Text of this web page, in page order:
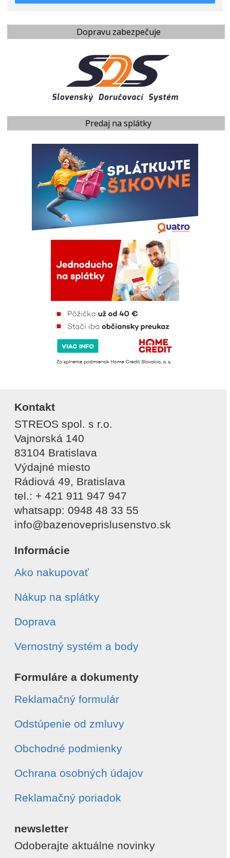
Dopravu zabezpečuje
Predaj na splátky
Kontakt
STREOS spol. s r.o.
Vajnorská 140
83104 Bratislava
Výdajné miesto
Rádiová 49, Bratislava
tel.: + 421 911 947 947
whatsapp: 0948 48 33 55
info@bazenoveprislusenstvo.sk
Informácie
Ako nakupovať
Nákup na splátky
Doprava
Vernostný systém a body
Formuláre a dokumenty
Reklamačný formulár
Odstúpenie od zmluvy
Obchodné podmienky
Ochrana osobných údajov
Reklamačný poriadok
newsletter
Odoberajte aktuálne novinky